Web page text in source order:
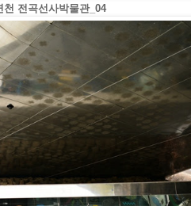
전곡선사박물관_04